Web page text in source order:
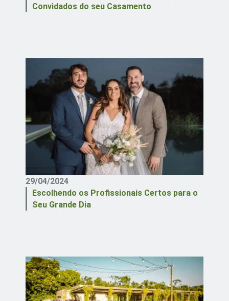
Convidados do seu Casamento
29/04/2024
Escolhendo os Profissionais Certos para o
Seu Grande Dia